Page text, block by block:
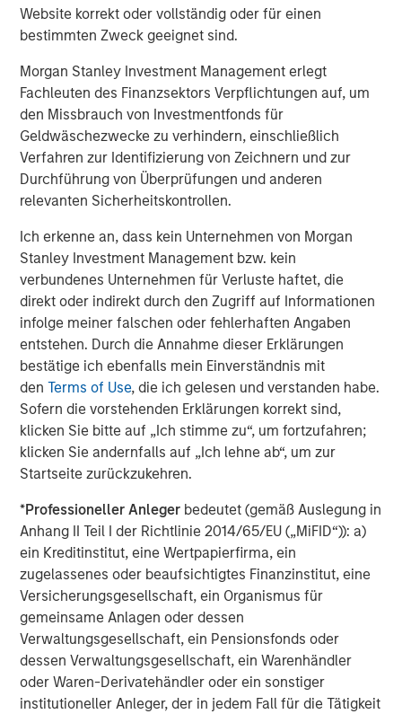
Website korrekt oder vollständig oder für einen
bestimmten Zweck geeignet sind.
Morgan Stanley Investment Management erlegt
Fachleuten des Finanzsektors Verpflichtungen auf, um
den Missbrauch von Investmentfonds für
Geldwäschezwecke zu verhindern, einschließlich
Verfahren zur Identifizierung von Zeichnern und zur
Durchführung von Überprüfungen und anderen
relevanten Sicherheitskontrollen.
Ich erkenne an, dass kein Unternehmen von Morgan
Stanley Investment Management bzw. kein
verbundenes Unternehmen für Verluste haftet, die
direkt oder indirekt durch den Zugriff auf Informationen
infolge meiner falschen oder fehlerhaften Angaben
entstehen. Durch die Annahme dieser Erklärungen
bestätige ich ebenfalls mein Einverständnis mit
denTerms of Use, die ich gelesen und verstanden habe.
Sofern die vorstehenden Erklärungen korrekt sind,
klicken Sie bitte auf „Ich stimme zu“, um fortzufahren;
klicken Sie andernfalls auf „Ich lehne ab“, um zur
Startseite zurückzukehren.
*Professioneller Anleger bedeutet (gemäß Auslegung in
Anhang II Teil I der Richtlinie 2014/65/EU („MiFID“)): a)
ein Kreditinstitut, eine Wertpapierfirma, ein
zugelassenes oder beaufsichtigtes Finanzinstitut, eine
Versicherungsgesellschaft, ein Organismus für
gemeinsame Anlagen oder dessen
Verwaltungsgesellschaft, ein Pensionsfonds oder
dessen Verwaltungsgesellschaft, ein Warenhändler
oder Waren-Derivatehändler oder ein sonstiger
institutioneller Anleger, der in jedem Fall für die Tätigkeit
primarily in North America and seeks to create value in
portfolio companies primarily in a series of subsectors in
industrials markets with an emphasis on driving
significant organic and acquisition growth through an
operationally focused approach. For further information
about Morgan Stanley Capital Partners, please
visitwww.morganstanley.com/im/capitalpartners.
About Morgan Stanley Investment Management
Morgan Stanley Investment Management, together with
its investment advisory affiliates, has more than 671
investment professionals around the world and $480
billion in assets under management or supervision as of
March 31, 2019. Morgan Stanley Investment Management
strives to provide outstanding long-term investment
performance, service and a comprehensive suite of
investment management solutions to a diverse client
base, which includes governments, institutions,
corporations and individuals worldwide. For further
information about Morgan Stanley Investment
Management, please visit
About Morgan Stanley
Morgan Stanley (NYSE: MS) is a leading global financial
services firm providing investment banking, securities,
wealth management and investment management
services. With offices in more than 41 countries, the
Firm's employees serve clients worldwide including
corporations, governments, institutions and individuals.
For more information about Morgan Stanley, please
visitwww.morganstanley.com .